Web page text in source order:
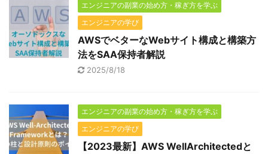
エンジニアの副業の始め方・稼ぎ方を学ぶ
エンジニアの学び
AWSでベターなWebサイト構成と構築方
法をSAA保持者解説
2025/8/18
エンジニアの副業の始め方・稼ぎ方を学ぶ
エンジニアの学び
【2023最新】AWS WellArchitectedと